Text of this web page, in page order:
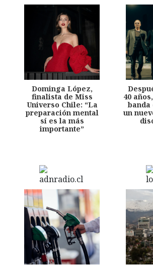
Dominga López,
finalista de Miss
Universo Chile: “La
preparación mental
sí es la más
importante”
40
banda
un